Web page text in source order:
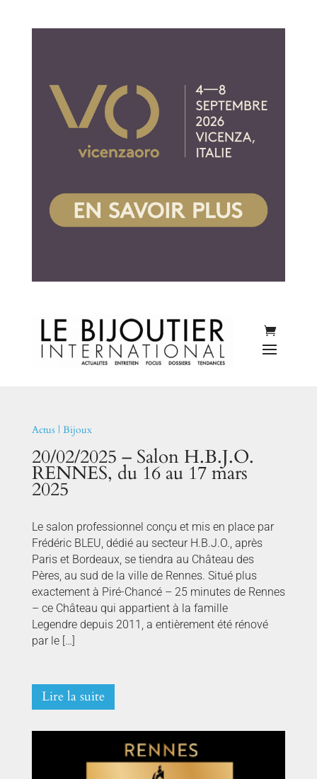
Actus | Bijoux
20/02/2025 – Salon H.B.J.O.
RENNES, du 16 au 17 mars
2025
Le salon professionnel conçu et mis en place par
Frédéric BLEU, dédié au secteur H.B.J.O., après
Paris et Bordeaux, se tiendra au Château des
Pères, au sud de la ville de Rennes. Situé plus
exactement à Piré-Chancé – 25 minutes de Rennes
– ce Château qui appartient à la famille
Legendre depuis 2011, a entièrement été rénové
par le […]
Lire la suite